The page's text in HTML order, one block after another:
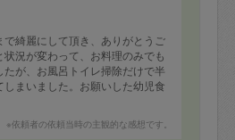
で綺麗にして頂き、ありがとうご
況が変わって、お料理のみでも
たが、お風呂トイレ掃除だけで半
まいました。お願いした幼児食
い切るぐらい作って頂きたかった
ど適宜ご確認いただければ、より
※依頼者の依頼当時の主観的な感想です。